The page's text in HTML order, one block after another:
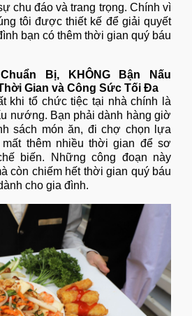
chu đáo và trang trọng. Chính vì
tôi được thiết kế để giải quyết
bạn có thêm thời gian quý báu
Bị, KHÔNG Bận Nấu
Gian và Công Sức Tối Đa
khi tổ chức tiệc tại nhà chính là
nướng. Bạn phải dành hàng giờ
sách món ăn, đi chợ chọn lựa
thêm nhiều thời gian để sơ
biến. Những công đoạn này
còn chiếm hết thời gian quý báu
cho gia đình.